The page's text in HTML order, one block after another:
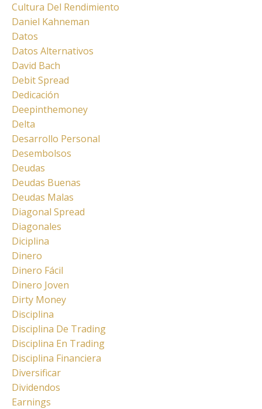
Cultura Del Rendimiento
Daniel Kahneman
Datos
Datos Alternativos
David Bach
Debit Spread
Dedicación
Deepinthemoney
Delta
Desarrollo Personal
Desembolsos
Deudas
Deudas Buenas
Deudas Malas
Diagonal Spread
Diagonales
Diciplina
Dinero
Dinero Fácil
Dinero Joven
Dirty Money
Disciplina
Disciplina De Trading
Disciplina En Trading
Disciplina Financiera
Diversificar
Dividendos
Earnings